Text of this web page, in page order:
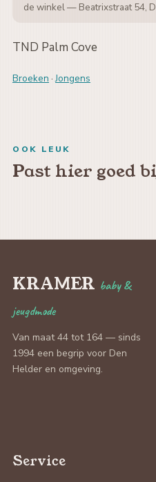
de winkel — Beatrixstraat 54,
TND Palm Cove
Broeken ·Jongens
OOK LEUK
Past hier goed
KRAMER baby &
jeugdmode
Van maat 44 tot 164 — sinds
1994 een begrip voor Den
Helder en omgeving.
Service